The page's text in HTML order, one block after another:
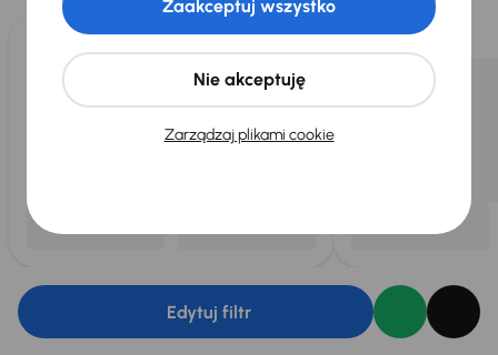
dla Ciebiedo 400 pojazdówkażdego dnia.
Edytuj filtr
Zarządzaj plikami cookie
Nie akceptuję
Zaakceptuj wszystko